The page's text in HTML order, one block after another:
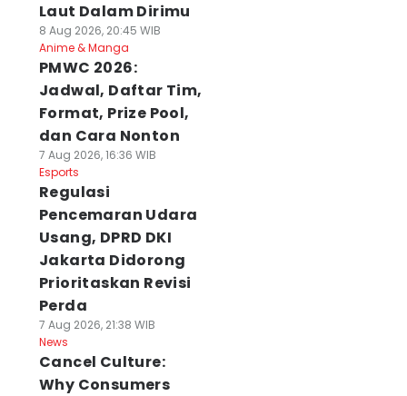
Laut Dalam Dirimu
8 Aug 2026, 20:45 WIB
Anime & Manga
PMWC 2026:
Jadwal, Daftar Tim,
Format, Prize Pool,
dan Cara Nonton
7 Aug 2026, 16:36 WIB
Esports
Regulasi
Pencemaran Udara
Usang, DPRD DKI
Jakarta Didorong
Prioritaskan Revisi
Perda
7 Aug 2026, 21:38 WIB
News
Cancel Culture:
Why Consumers